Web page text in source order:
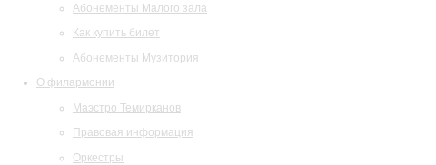
Абонементы Малого зала
Как купить билет
Абонементы Музитория
О филармонии
Маэстро Темирканов
Правовая информация
Оркестры